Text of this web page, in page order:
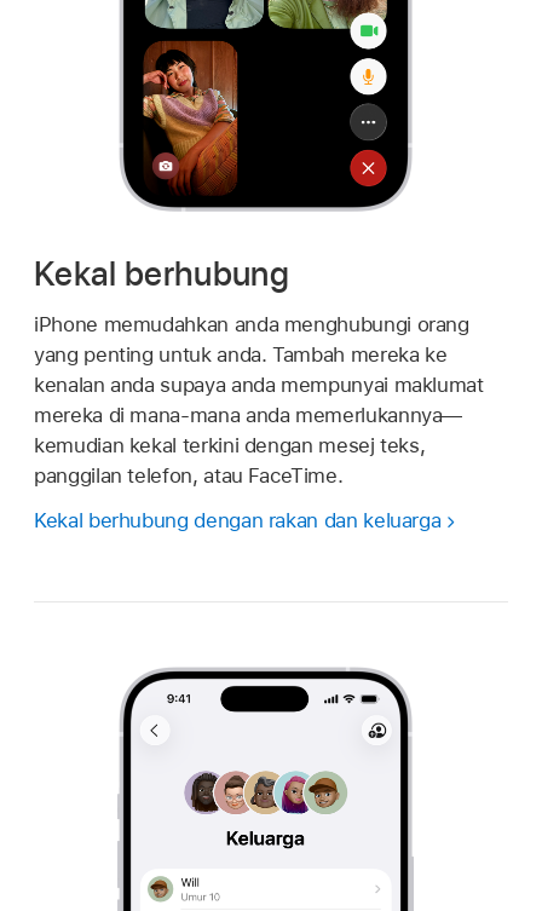
Kekal berhubung
iPhone memudahkan anda menghubungi orang
yang penting untuk anda. Tambah mereka ke
kenalan anda supaya anda mempunyai maklumat
mereka di mana-mana anda memerlukannya—
kemudian kekal terkini dengan mesej teks,
panggilan telefon, atau FaceTime.
Kekal berhubung dengan rakan dan keluarga